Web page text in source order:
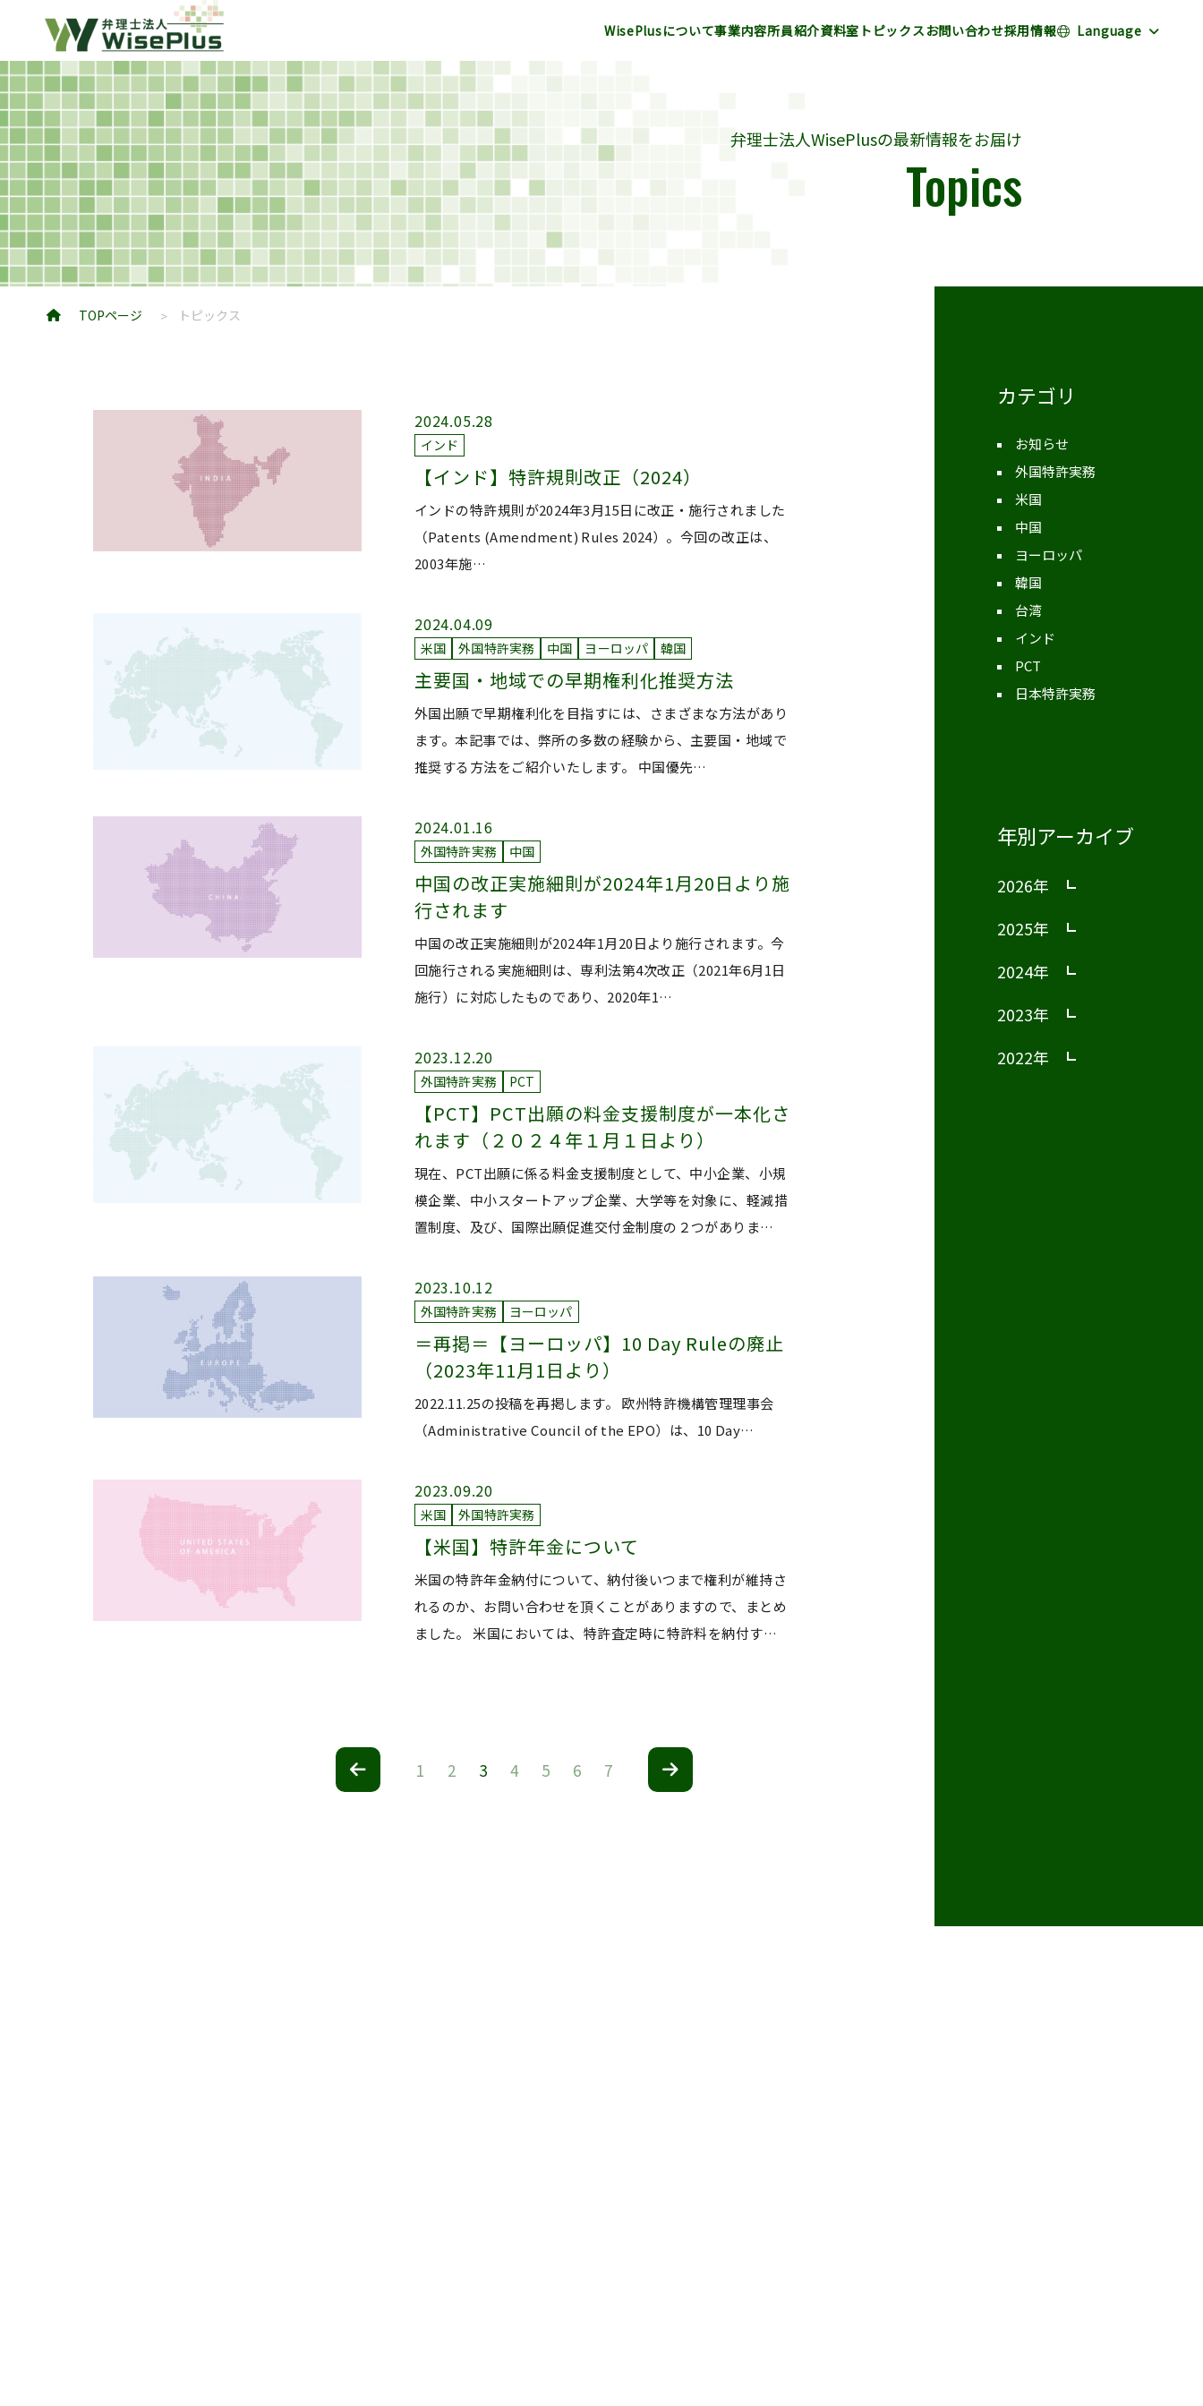
WisePlusについて事業内容所員紹介資料室 トピックス お問い合わせ採用情報 Language
弁理士法人WisePlusの最新情報をお届け
Topics
TOPページ トピックス
2024.05.28
インド
【インド】特許規則改正（2024）
インドの特許規則が2024年3月15日に改正・施行されました
（Patents (Amendment) Rules 2024）。今回の改正は、
2003年施…
2024.04.09
米国 外国特許実務 中国 ヨーロッパ 韓国
主要国・地域での早期権利化推奨方法
外国出願で早期権利化を目指すには、さまざまな方法があり
ます。本記事では、弊所の多数の経験から、主要国・地域で
推奨する方法をご紹介いたします。 中国優先…
2024.01.16
外国特許実務 中国
中国の改正実施細則が2024年1月20日より施
行されます
中国の改正実施細則が2024年1月20日より施行されます。今
回施行される実施細則は、専利法第4次改正（2021年6月1日
施行）に対応したものであり、2020年1…
2023.12.20
外国特許実務 PCT
【PCT】PCT出願の料金支援制度が一本化さ
れます（２０２４年１月１日より）
現在、PCT出願に係る料金支援制度として、中小企業、小規
模企業、中小スタートアップ企業、大学等を対象に、軽減措
置制度、及び、国際出願促進交付金制度の２つがありま…
2023.10.12
外国特許実務 ヨーロッパ
＝再掲＝【ヨーロッパ】10 Day Ruleの廃止
（2023年11月1日より）
2022.11.25の投稿を再掲します。 欧州特許機構管理理事会
（Administrative Council of the EPO）は、10 Day…
2023.09.20
米国 外国特許実務
【米国】特許年金について
米国の特許年金納付について、納付後いつまで権利が維持さ
れるのか、お問い合わせを頂くことがありますので、まとめ
ました。 米国においては、特許査定時に特許料を納付す…
1 2 3 4 5 6 7
カテゴリ
お知らせ
外国特許実務
米国
中国
ヨーロッパ
韓国
台湾
インド
PCT
日本特許実務
年別アーカイブ
2026年
2025年
2024年
2023年
2022年